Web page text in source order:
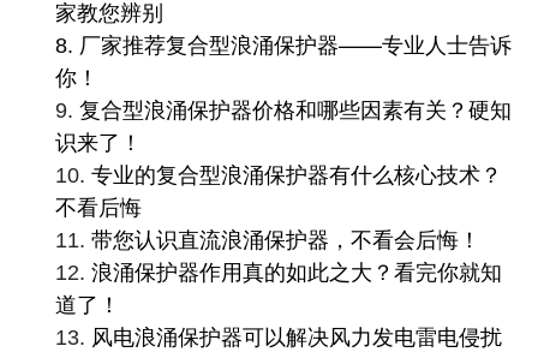
家教您辨别
8. 厂家推荐复合型浪涌保护器——专业人士告诉
你！
9. 复合型浪涌保护器价格和哪些因素有关？硬知
识来了！
10. 专业的复合型浪涌保护器有什么核心技术？
不看后悔
11. 带您认识直流浪涌保护器，不看会后悔！
12. 浪涌保护器作用真的如此之大？看完你就知
道了！
13. 风电浪涌保护器可以解决风力发电雷电侵扰